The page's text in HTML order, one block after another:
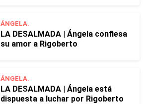
ÁNGELA.
LA DESALMADA | Ángela confiesa
su amor a Rigoberto
ÁNGELA.
LA DESALMADA | Ángela está
dispuesta a luchar por Rigoberto